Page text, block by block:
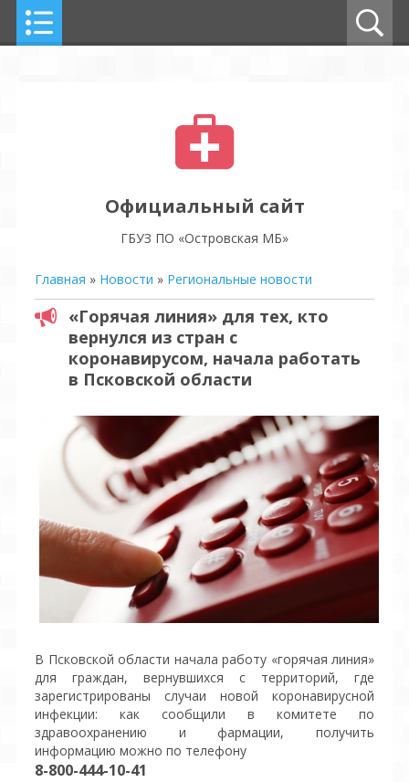
Официальный сайт
ГБУЗ ПО «Островская МБ»
Главная » Новости » Региональные новости
«Горячая линия» для тех, кто
вернулся из стран с
коронавирусом, начала работать
в Псковской области
В Псковской области начала работу «горячая линия»
для граждан, вернувшихся с территорий, где
зарегистрированы случаи новой коронавирусной
инфекции: как сообщили в комитете по
здравоохранению и фармации, получить
информацию можно по телефону
8-800-444-10-41